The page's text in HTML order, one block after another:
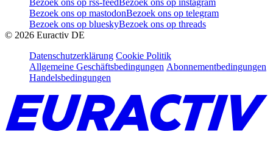
Bezoek ons op rss-feedBezoek ons op instagram
Bezoek ons op mastodonBezoek ons op telegram
Bezoek ons op blueskyBezoek ons op threads
© 2026 Euractiv DE
Datenschutzerklärung Cookie Politik
Allgemeine Geschäftsbedingungen Abonnementbedingungen
Handelsbedingungen